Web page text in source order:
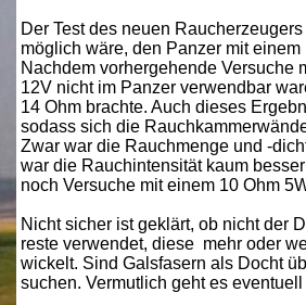
Der Test des neuen
möglich wäre, den Panzer mit
Nachdem vorhergehende Versuche
12V nicht im Panzer verwendbar
14 Ohm brachte. Auch dieses
sodass sich die
Zwar war die Rauchmenge und -
war die Rauchintensität kaum
noch Versuche mit einem 10 Ohm
Nicht sicher ist geklärt, ob nicht der
reste verwendet, diese mehr oder
wickelt. Sind Galsfasern als Docht
suchen. Vermutlich geht es